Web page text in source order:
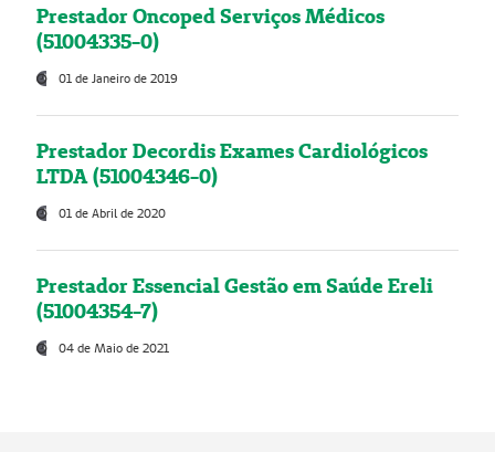
Prestador Oncoped Serviços Médicos
(51004335-0)
01 de Janeiro de 2019
Prestador Decordis Exames Cardiológicos
LTDA (51004346-0)
01 de Abril de 2020
Prestador Essencial Gestão em Saúde Ereli
(51004354-7)
04 de Maio de 2021